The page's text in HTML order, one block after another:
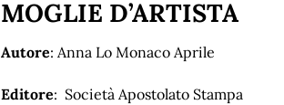
MOGLIE D’ARTISTA
Autore: Anna Lo Monaco Aprile
Editore: Società Apostolato Stampa